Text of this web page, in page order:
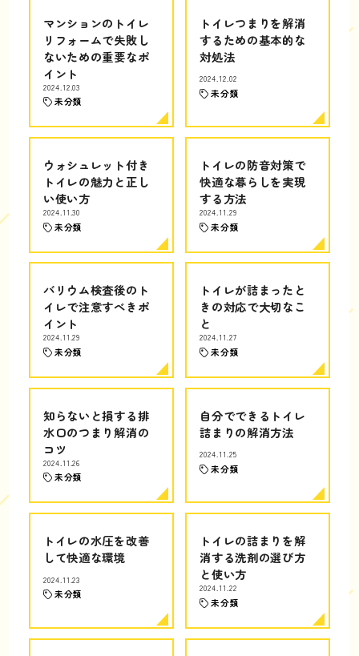
マンションのトイレ
リフォームで失敗し
ないための重要なポ
イント
2024.12.03
未分類
トイレつまりを解消
するための基本的な
対処法
2024.12.02
未分類
ウォシュレット付き
トイレの魅力と正し
い使い方
2024.11.30
未分類
トイレの防音対策で
快適な暮らしを実現
する方法
2024.11.29
未分類
バリウム検査後のト
イレで注意すべきポ
イント
2024.11.29
未分類
トイレが詰まったと
きの対応で大切なこ
と
2024.11.27
未分類
知らないと損する排
水口のつまり解消の
コツ
2024.11.26
未分類
自分でできるトイレ
詰まりの解消方法
2024.11.25
未分類
トイレの水圧を改善
して快適な環境
2024.11.23
未分類
トイレの詰まりを解
消する洗剤の選び方
と使い方
2024.11.22
未分類